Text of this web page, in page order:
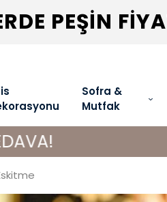
PEŞİN
Sofra &
Mutfak
3000